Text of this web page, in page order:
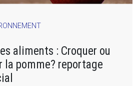
aliments : Croquer ou
la pomme? reportage